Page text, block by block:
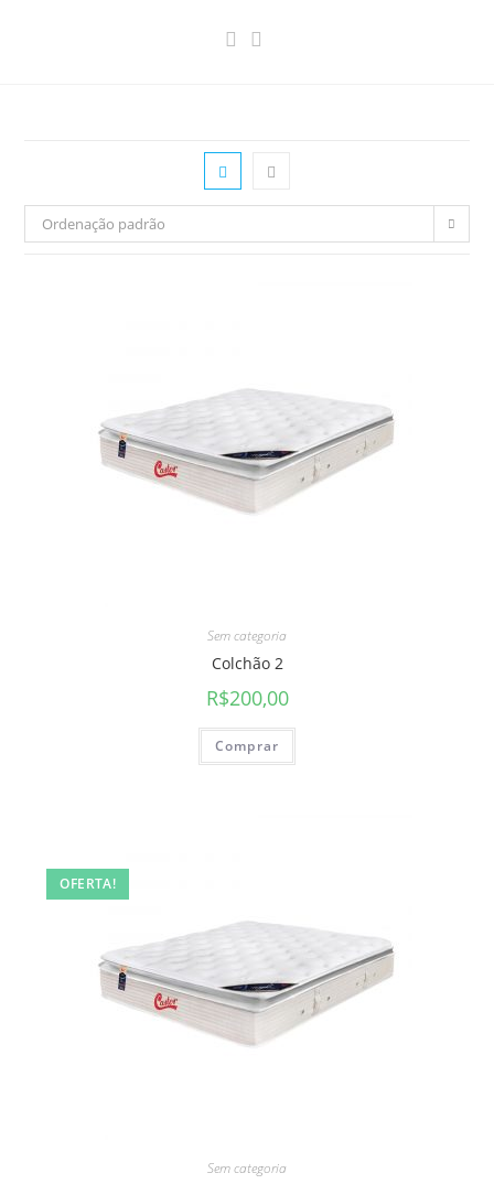
Ordenação padrão
Sem categoria
Colchão 2
R$200,00
Comprar
OFERTA!
Sem categoria